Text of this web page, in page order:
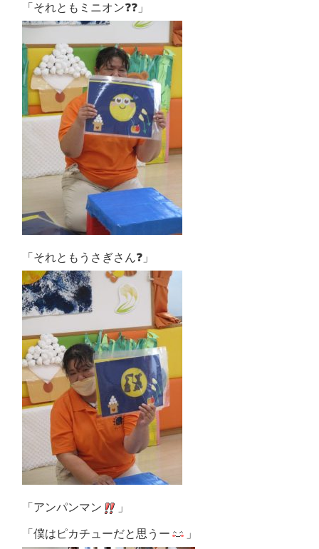
「それともミニオン❓❓」
「それともうさぎさん❓」
「アンパンマン 」
「僕はピカチューだと思うー 」